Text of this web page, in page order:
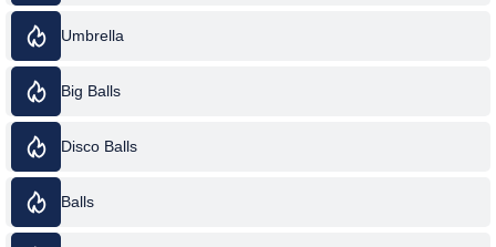
Umbrella
Big Balls
Disco Balls
Balls